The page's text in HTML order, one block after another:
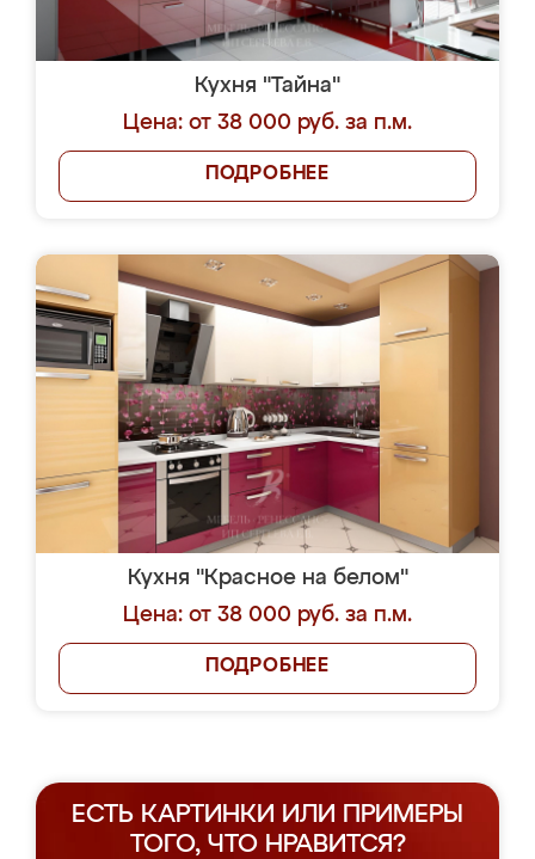
Кухня "Тайна"
Цена: от 38 000 руб. за п.м.
ПОДРОБНЕЕ
Кухня "Красное на белом"
Цена: от 38 000 руб. за п.м.
ПОДРОБНЕЕ
ЕСТЬ КАРТИНКИ ИЛИ ПРИМЕРЫ
ТОГО, ЧТО НРАВИТСЯ?